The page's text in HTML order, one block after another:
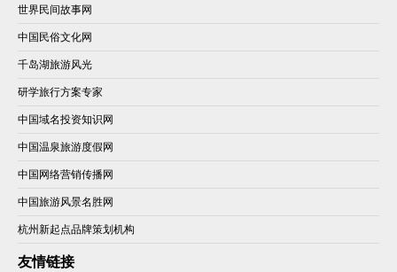
世界民间故事网
中国民俗文化网
千岛湖旅游风光
研学旅行方案专家
中国域名投资知识网
中国温泉旅游度假网
中国网络营销传播网
中国旅游风景名胜网
杭州新起点品牌策划机构
友情链接